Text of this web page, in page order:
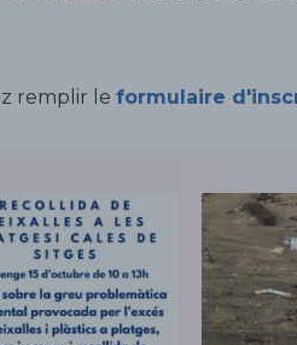
remplir le formulaire